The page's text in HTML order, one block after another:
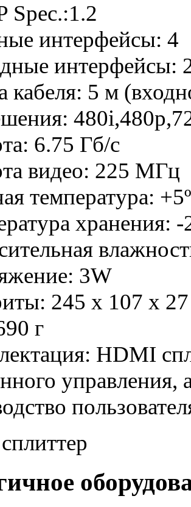
Spec.:1.2
интерфейсы: 4
интерфейсы:
кабеля: 5 м
6.75 Гб/с
видео: 225 МГц
температура:
хранения: -
3W
245 x 107 x
г
HDMI
управления,